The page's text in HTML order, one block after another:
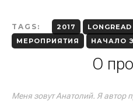
TAGS: 2017 LONGREAD
МЕРОПРИЯТИЯ
НАЧАЛО
О
Меня зовут Анатолий. Я автор